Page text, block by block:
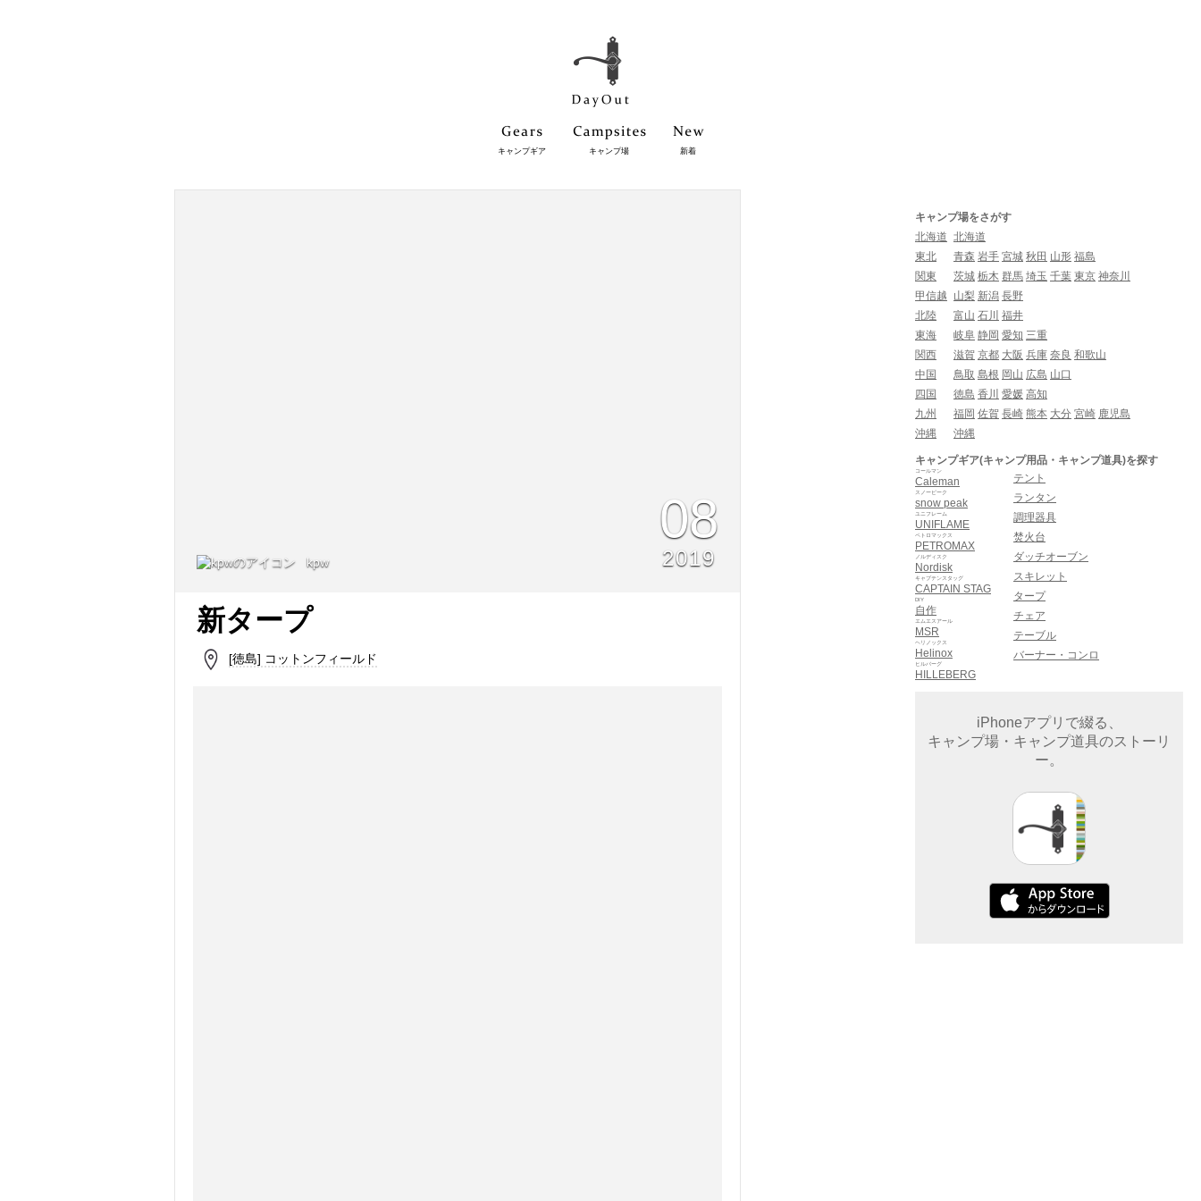
キャンプギア キャンプ場 新着
kpw
08
2019
新タープ
[徳島] コットンフィールド
キャンプ場をさがす
北海道 北海道
東北
青森 岩手 宮城 秋田 山形 福島
関東
茨城 栃木 群馬 埼玉 千葉 東京 神奈川
甲信越
山梨 新潟 長野
北陸
富山 石川 福井
東海
岐阜 静岡 愛知 三重
関西
滋賀 京都 大阪 兵庫 奈良 和歌山
中国
鳥取 島根 岡山 広島 山口
四国
徳島 香川 愛媛 高知
九州
福岡 佐賀 長崎 熊本 大分 宮崎 鹿児島
沖縄
沖縄
キャンプギア(キャンプ用品・キャンプ道具)を探す
Caleman
コールマン
snow peak
スノーピーク
UNIFLAME
ユニフレーム
PETROMAX
ペトロマックス
Nordisk
ノルディスク
CAPTAIN STAG
キャプテンスタッグ
自作
DIY
MSR
エムエスアール
Helinox
ヘリノックス
HILLEBERG
ヒルバーグ
テント
ランタン
調理器具
焚火台
ダッチオーブン
スキレット
タープ
チェア
テーブル
バーナー・コンロ
iPhoneアプリで綴る、
キャンプ場・キャンプ道具のストーリ
ー。